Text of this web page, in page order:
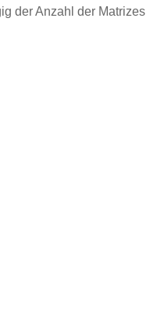
der Anzahl der Matrizes